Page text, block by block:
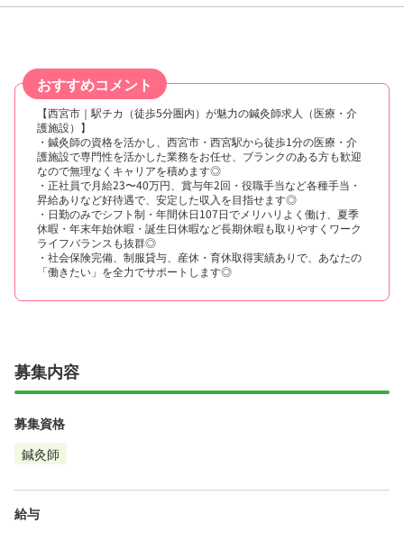
おすすめコメント
【西宮市｜駅チカ（徒歩5分圏内）が魅力の鍼灸師求人（医療・介
護施設）】
・鍼灸師の資格を活かし、西宮市・西宮駅から徒歩1分の医療・介
護施設で専門性を活かした業務をお任せ、ブランクのある方も歓迎
なので無理なくキャリアを積めます◎
・正社員で月給23〜40万円、賞与年2回・役職手当など各種手当・
昇給ありなど好待遇で、安定した収入を目指せます◎
・日勤のみでシフト制・年間休日107日でメリハリよく働け、夏季
休暇・年末年始休暇・誕生日休暇など長期休暇も取りやすくワーク
ライフバランスも抜群◎
・社会保険完備、制服貸与、産休・育休取得実績ありで、あなたの
「働きたい」を全力でサポートします◎
募集内容
募集資格
鍼灸師
給与